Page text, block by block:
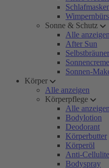
Sonne & Schutz
Alle anzeigen
After Sun
Selbstbräuner
Sonnencreme
Sonnen-
Körper
Alle anzeigen
Körperpflege
Alle anzeigen
Bodylotion
Deodorant
Körperbutter
Körperöl
Anti-Cellulite
Bodyspray